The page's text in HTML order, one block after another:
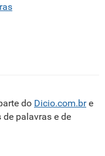
do Dicio.com.bre
palavras e de